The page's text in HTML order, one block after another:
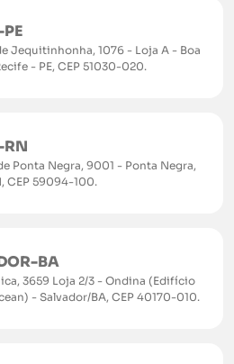
PE
Jequitinhonha, 1076 - Loja A - Boa
- PE, CEP 51030-020.
RN
Ponta Negra, 9001 - Ponta Negra,
CEP 59094-100.
BA
3659 Loja 2/3 - Ondina (Edifício
- Salvador/BA, CEP 40170-010.